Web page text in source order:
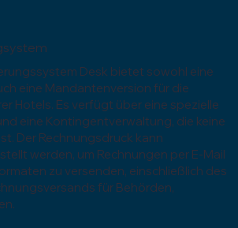
Desk bietet sowohl eine
eine Mandantenversion für die
Hotels. Es verfügt über eine spezielle
eine Kontingentverwaltung, die keine
Der Rechnungsdruck kann
werden, um Rechnungen per E-Mail
zu versenden, einschließlich des
für Behörden,